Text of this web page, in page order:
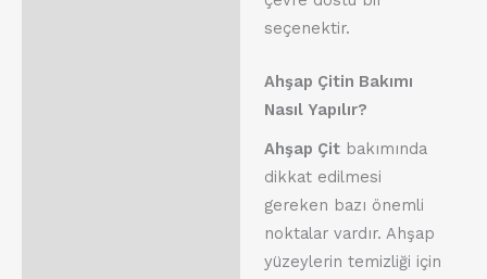
seçenektir.
Ahşap Çitin Bakımı
Nasıl Yapılır?
Ahşap Çitbakımında
dikkat edilmesi
gereken bazı önemli
noktalar vardır. Ahşap
yüzeylerin temizliği için